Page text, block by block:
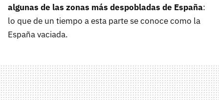
algunas de las zonas más despobladas de España:
lo que de un tiempo a esta parte se conoce como la
España vaciada.